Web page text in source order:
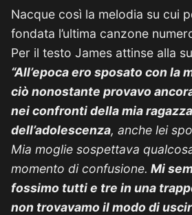
Nacque così la melodia su cui
fondata l’ultima canzone
Per il testo James attinse alla
“All’epoca ero sposato con la
ciò nonostante provavo
nei confronti della mia ragazza
dell’adolescenza, anche lei
Mia moglie sospettava
momento di confusione. Mi
fossimo tutti e tre in una
non trovavamo il modo di